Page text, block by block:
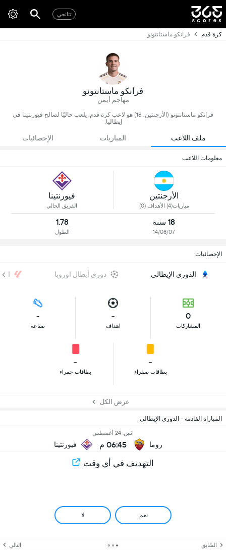
نتائجي
كرة قدم فرانكو ماستانتونو
فرانكو ماستانتونو
مهاجم أيمن
فرانكو ماستانتونو (الأرجنتين, 18) هو لاعب كرة قدم, يلعب حاليًا لصالح فيورنتينا في
إيطاليا.
ملف اللاعب المباريات الإحصائيات
معلومات اللاعب
الأرجنتين
مباريات(4) الأهداف (0)
فيورنتينا
الفريق الحالي
18 سنة
14/08/07
1.78
الطول
الإحصائيات
الدوري الإيطالي دوري أبطال اوروبا
0
المشاركات
-
اهداف
-
صناعة
-
بطاقات صفراء
-
بطاقات حمراء
عرض الكل
المباراة القادمة - الدوري الإيطالي
روما
اثنين, 24 أغسطس
06:45 م فيورنتينا
التهديف في أي وقت
نعم لا
السّابق التالي